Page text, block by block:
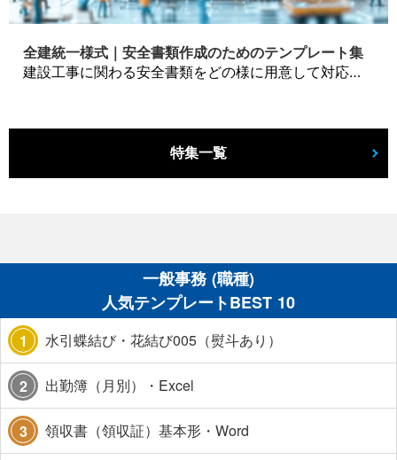
全建統一様式｜安全書類作成のためのテンプレート集
建設工事に関わる安全書類をどの様に用意して対応するか？関連書式テンプレートから書き方の注意点などの役立つコラムをbizoceanがお届けします。
特集一覧
一般事務 (職種)
人気テンプレートBEST 10
1 水引蝶結び・花結び005（熨斗あり）
2 出勤簿（月別）・Excel
3 領収書（領収証）基本形・Word